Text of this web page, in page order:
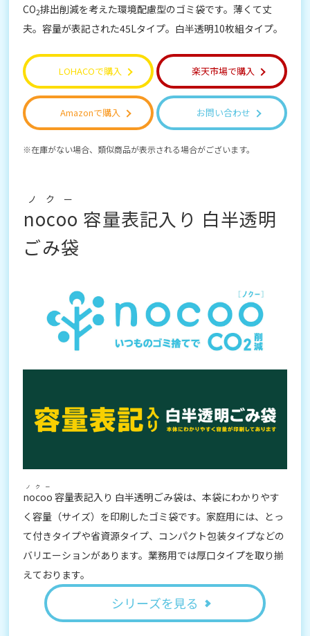
CO2排出削減を考えた環境配慮型のゴミ袋です。薄くて丈
夫。容量が表記された45Lタイプ。白半透明10枚組タイプ。
LOHACOで購入 楽天市場で購入
Amazonで購入 お問い合わせ
在庫がない場合、類似商品が表示される場合がございます。
nocoo
ノクー
容量表記入り 白半透明
ごみ袋
nocoo
ノクー
容量表記入り 白半透明ごみ袋は、本袋にわかりやす
く容量（サイズ）を印刷したゴミ袋です。家庭用には、とっ
て付きタイプや省資源タイプ、コンパクト包装タイプなどの
バリエーションがあります。業務用では厚口タイプを取り揃
えております。
シリーズを見る